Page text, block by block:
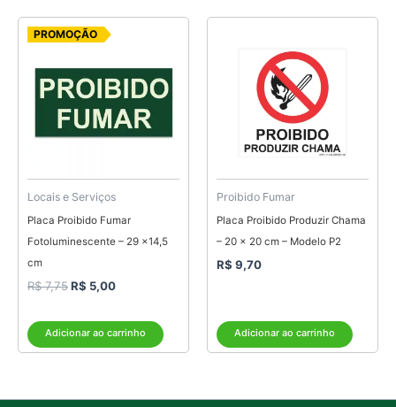
PROMOÇÃO
Locais e Serviços
Placa Proibido Fumar
Fotoluminescente – 29 x14,5
cm
R$7,75
O
preço
era:
R$ 7,75.
R$ 5,00
é:
R$ 5,00.
Adicionar ao carrinho
Proibido Fumar
Placa Proibido Produzir Chama
– 20 x 20 cm – Modelo P2
R$ 9,70
Adicionar ao carrinho